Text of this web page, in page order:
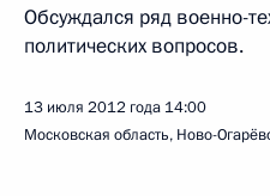
Обсуждался ряд военно-
политических вопросов.
13 июля 2012 года 14:00
Московская область, Ново-